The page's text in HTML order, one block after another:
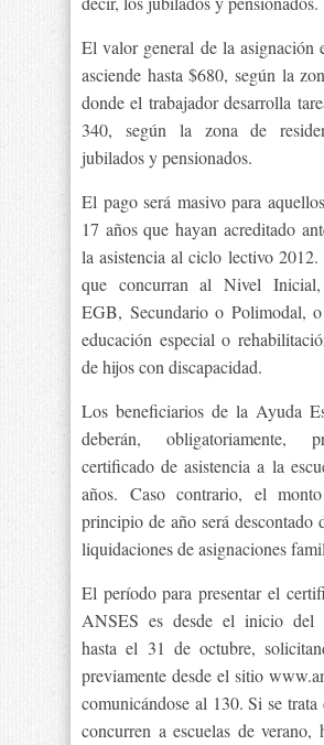
El valor general de la asignación
asciende hasta $680, según la
donde el trabajador desarrolla
340, según la zona de
jubilados y pensionados.
El pago será masivo para
17 años que hayan acreditado
la asistencia al ciclo lectivo 2012.
que concurran al Nivel
EGB, Secundario o Polimodal,
educación especial o
de hijos con discapacidad.
Los beneficiarios de la Ayuda
deberán, obligatoriamente,
certificado de asistencia a la
años. Caso contrario, el
principio de año será descontado
liquidaciones de asignaciones
El período para presentar el
ANSES es desde el inicio del
hasta el 31 de octubre,
previamente desde el sitio
comunicándose al 130. Si se trata
concurren a escuelas de verano,